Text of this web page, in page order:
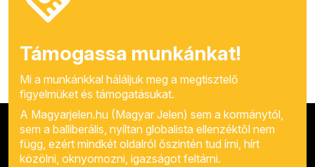
Támogassa munkánkat!
Mi a munkánkkal háláljuk meg a megtisztelő
figyelmüket és támogatásukat.
A Magyarjelen.hu (Magyar Jelen) sem a kormánytól,
sem a balliberális, nyíltan globalista ellenzéktől nem
függ, ezért mindkét oldalról őszintén tud írni, hírt
közölni, oknyomozni, igazságot feltárni.